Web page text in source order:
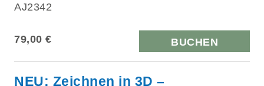
AJ2342
79,00 € BUCHEN
NEU: Zeichnen in 3D –